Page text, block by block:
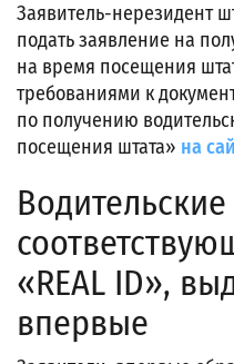
Заявитель-нерезидент
подать заявление на
на время посещения
требованиями к
по получению
посещения штата» на
«REAL ID»,
впервые